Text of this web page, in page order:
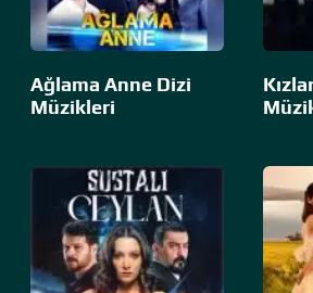
Ağlama Anne Dizi
Müzikleri